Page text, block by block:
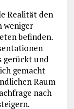
Realität den
weniger
befinden.
gerückt und
gemacht
Raum
nach